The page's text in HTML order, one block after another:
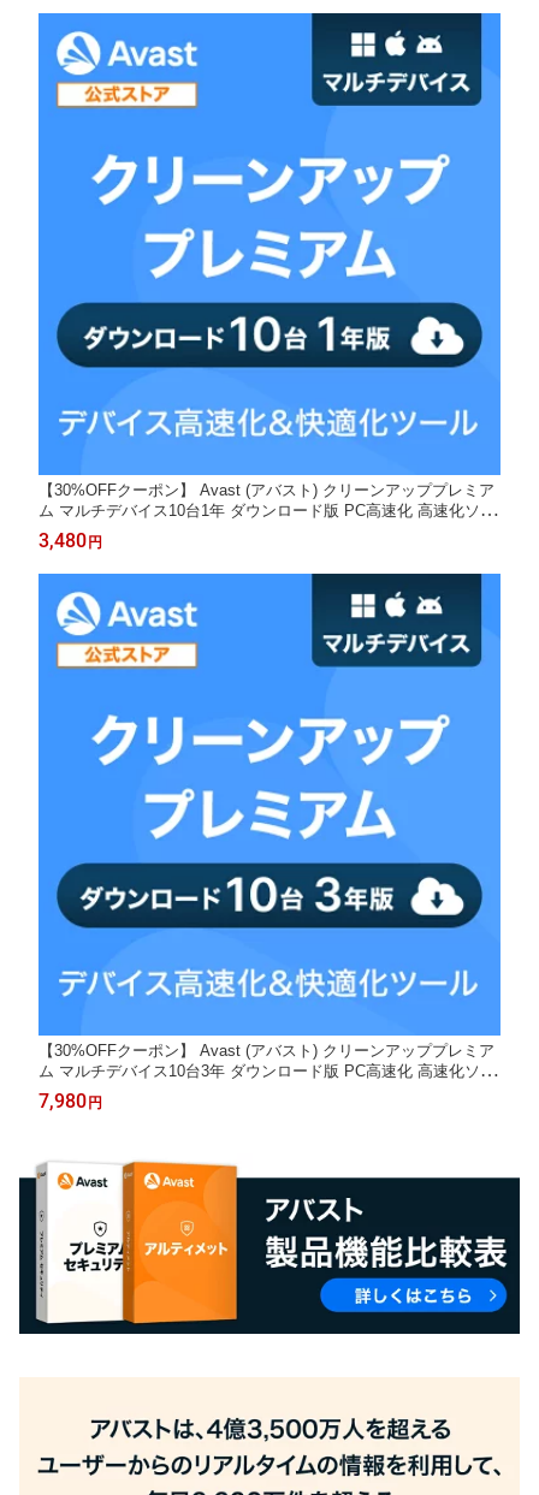
crosoft
【30%OFFクーポン】 Avast (アバスト) クリーンアッププレミア
ム マルチデバイス10台1年 ダウンロード版 PC高速化 高速化ソフ
ト 最適化ソフト キャッシュ削除 個人情報保護 レジストリクリー
ナー デバイス快適 送料無料 パソコン スマホ PC Mac タブレット
android
3,480 円
【30%OFFクーポン】 Avast (アバスト) クリーンアッププレミア
ム マルチデバイス10台3年 ダウンロード版 PC高速化 高速化ソフ
ト 最適化ソフト キャッシュ削除 個人情報保護 レジストリクリー
ナー デバイス快適 送料無料 パソコン スマホ PC Mac タブレット
7,980 円